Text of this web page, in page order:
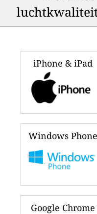
iPhone & iPad
Windows Phone
Google Chrome